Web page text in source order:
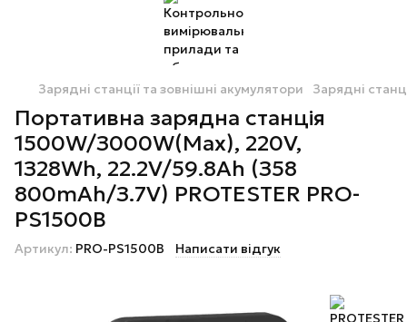
Зарядні станції та зовнішні акумулятори Зарядні
Портативна зарядна станція
1500W/З000W(Max), 220V,
1З28Wh, 22.2V/59.8Ah (З58
800mAh/З.7V) PROTESTER PRO-
PS1500B
Артикул: PRO-PS1500B Написати відгук